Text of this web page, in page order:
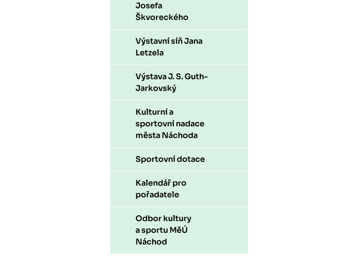
Josefa
Škvoreckého
Výstavní síň Jana
Letzela
Výstava J. S. Guth-
Jarkovský
Kulturní a
sportovní nadace
města Náchoda
Sportovní dotace
Kalendář pro
pořadatele
Odbor kultury
a sportu MěÚ
Náchod